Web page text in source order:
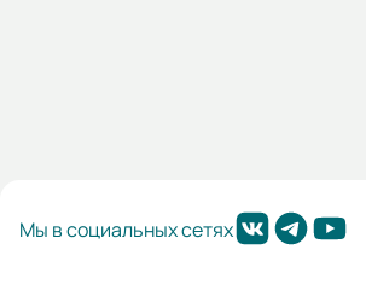
Мы в социальных сетях